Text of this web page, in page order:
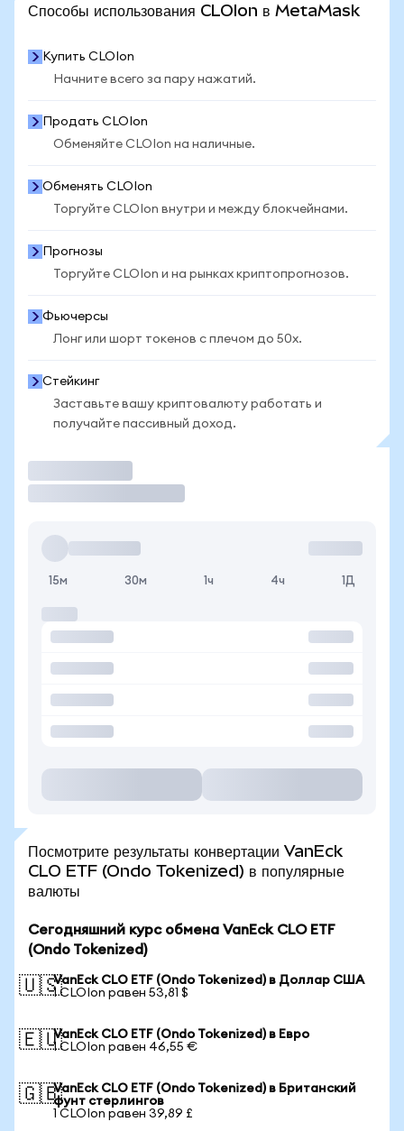
Способы использования CLOIon в MetaMask
Купить CLOIon
Начните всего за пару нажатий.
Продать CLOIon
Обменяйте CLOIon на наличные.
Обменять CLOIon
Торгуйте CLOIon внутри и между блокчейнами.
Прогнозы
Торгуйте CLOIon и на рынках криптопрогнозов.
Фьючерсы
Лонг или шорт токенов с плечом до 50x.
Стейкинг
Заставьте вашу криптовалюту работать и
получайте пассивный доход.
15м 30м 1ч 4ч 1Д
Посмотрите результаты конвертации VanEck
CLO ETF (Ondo Tokenized) в популярные
валюты
Сегодняшний курс обмена VanEck CLO ETF
(Ondo Tokenized)
🇺🇸VanEck CLO ETF (Ondo Tokenized) в Доллар США
1 CLOIon равен 53,81 $
🇪🇺VanEck CLO ETF (Ondo Tokenized) в Евро
1 CLOIon равен 46,55 €
🇬🇧VanEck CLO ETF (Ondo Tokenized) в Британский
фунт стерлингов
1 CLOIon равен 39,89 £